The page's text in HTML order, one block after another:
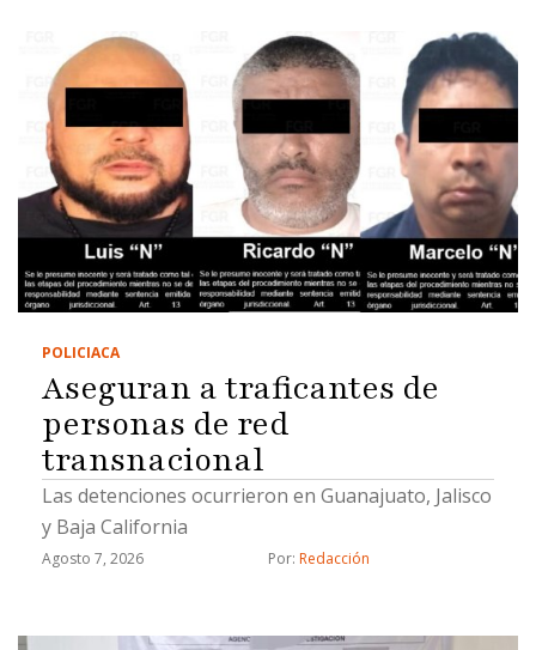
POLICIACA
Aseguran a traficantes de
personas de red
transnacional
Las detenciones ocurrieron en Guanajuato, Jalisco
y Baja California
Agosto 7, 2026 Por: Redacción